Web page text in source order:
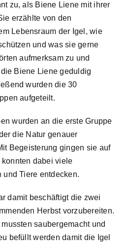
zu, als Biene Liene mit ihrer
erzählte von den
Lebensraum der Igel, wie
und was sie gerne
aufmerksam zu und
Biene Liene geduldig
wurden die 30
aufgeteilt.
wurden an die erste Gruppe
die Natur genauer
Begeisterung gingen sie auf
dabei viele
und Tiere entdecken.
damit beschäftigt die zwei
Herbst vorzubereiten.
mussten saubergemacht und
befüllt werden damit die Igel